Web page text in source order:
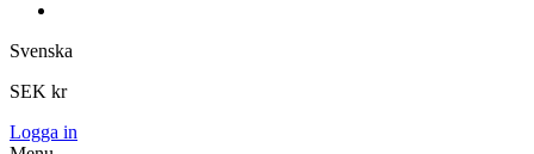
Svenska
SEK kr
Logga in